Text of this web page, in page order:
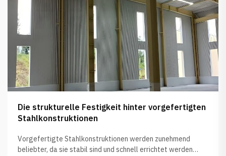
Die strukturelle Festigkeit hinter vorgefertigten
Stahlkonstruktionen
Vorgefertigte Stahlkonstruktionen werden zunehmend
beliebter, da sie stabil sind und schnell errichtet werden